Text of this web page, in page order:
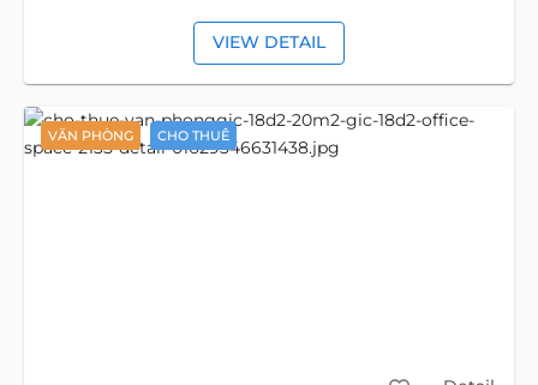
VIEW DETAIL
VĂN PHÒNG CHO THUÊ